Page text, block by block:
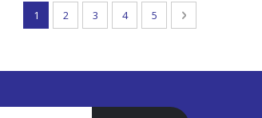
Está viendo la página
1 Página
2 Página
3 Página
4 Página
5 Página
Siguiente